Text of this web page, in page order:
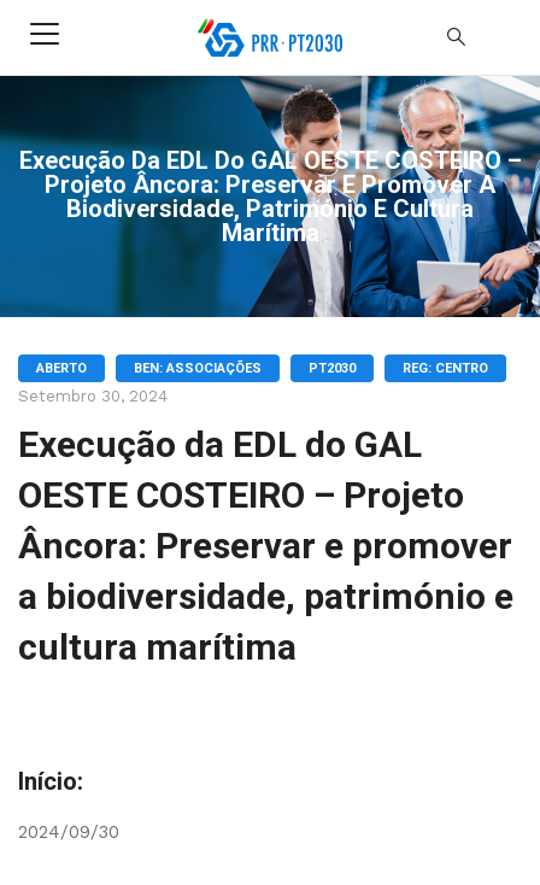
Execução Da EDL Do GAL OESTE COSTEIRO –
Projeto Âncora: Preservar E Promover A
Biodiversidade, Património E Cultura
Marítima
ABERTO BEN: ASSOCIAÇÕES PT2030 REG: CENTRO
Setembro 30, 2024
Execução da EDL do GAL
OESTE COSTEIRO – Projeto
Âncora: Preservar e promover
a biodiversidade, património e
cultura marítima
Início:
2024/09/30